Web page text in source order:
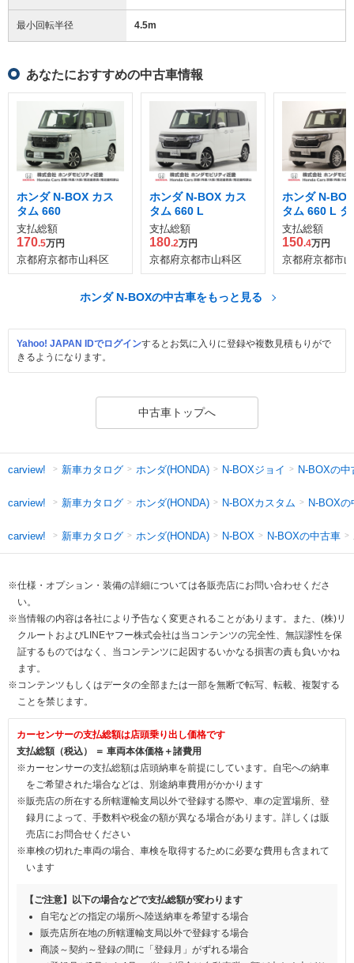
最小回転半径 4.5m
あなたにおすすめの中古車情報
ホンダ N-BOX カス
タム 660
支払総額
170.5万円
京都府京都市山科区
ホンダ N-BOX カス
タム 660 L
支払総額
180.2万円
京都府京都市山科区
ホンダ N-
タム 660 L タ
支払総額
150.4万円
京都府京都市
ホンダ N-BOXの中古車をもっと見る
Yahoo! JAPAN IDでログインするとお気に入りに登録や複数見積もりがで
きるようになります。
中古車トップへ
carview! 新車カタログ ホンダ(HONDA) N-BOXジョイ N-BOXの中
carview! 新車カタログ ホンダ(HONDA) N-BOXカスタム N-BOXの
carview! 新車カタログ ホンダ(HONDA) N-BOX N-BOXの中古車
※仕様・オプション・装備の詳細については各販売店にお問い合わせくださ
い。
※当情報の内容は各社により予告なく変更されることがあります。また、(株)リ
クルートおよびLINEヤフー株式会社は当コンテンツの完全性、無誤謬性を保
証するものではなく、当コンテンツに起因するいかなる損害の責も負いかね
ます。
※コンテンツもしくはデータの全部または一部を無断で転写、転載、複製する
ことを禁じます。
カーセンサーの支払総額は店頭乗り出し価格です
支払総額（税込） ＝ 車両本体価格＋諸費用
※カーセンサーの支払総額は店頭納車を前提にしています。自宅への納車
をご希望された場合などは、別途納車費用がかかります
※販売店の所在する所轄運輸支局以外で登録する際や、車の定置場所、登
録月によって、手数料や税金の額が異なる場合があります。詳しくは販
売店にお問合せください
※車検の切れた車両の場合、車検を取得するために必要な費用も含まれて
います
【ご注意】以下の場合などで支払総額が変わります
自宅などの指定の場所へ陸送納車を希望する場合
販売店所在地の所轄運輸支局以外で登録する場合
商談～契約～登録の間に「登録月」がずれる場合